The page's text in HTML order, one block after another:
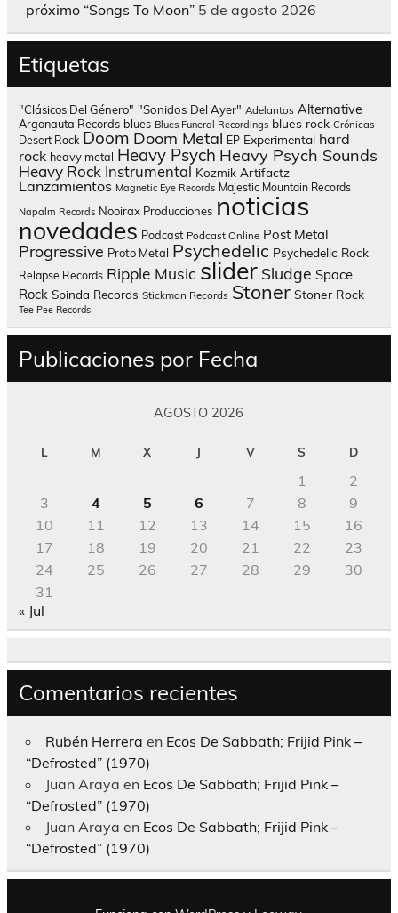
próximo “Songs To Moon” 5 de agosto 2026
Etiquetas
"Clásicos Del Género" "Sonidos Del Ayer" Adelantos Alternative
Argonauta Records blues Blues Funeral Recordings blues rock Crónicas
Desert Rock Doom Doom Metal EP Experimental hard
rock heavy metal Heavy Psych Heavy Psych Sounds
Heavy Rock Instrumental Kozmik Artifactz
Lanzamientos Magnetic Eye Records Majestic Mountain Records
Napalm Records Nooirax Producciones noticias
novedades Podcast Podcast Online Post Metal
Progressive Proto Metal Psychedelic Psychedelic Rock
Relapse Records Ripple Music slider Sludge Space
Rock Spinda Records Stickman Records Stoner Stoner Rock
Tee Pee Records
Publicaciones por Fecha
AGOSTO 2026
L M X J V S D
1
2
3
4 5 6 7 8
9
10
11 12 13 14 15
16
17
18 19 20 21 22
23
24
25 26 27 28 29
30
31
« Jul
Comentarios recientes
Rubén Herrera en Ecos De Sabbath; Frijid Pink –
“Defrosted” (1970)
Juan Araya en Ecos De Sabbath; Frijid Pink –
“Defrosted” (1970)
Juan Araya en Ecos De Sabbath; Frijid Pink –
“Defrosted” (1970)